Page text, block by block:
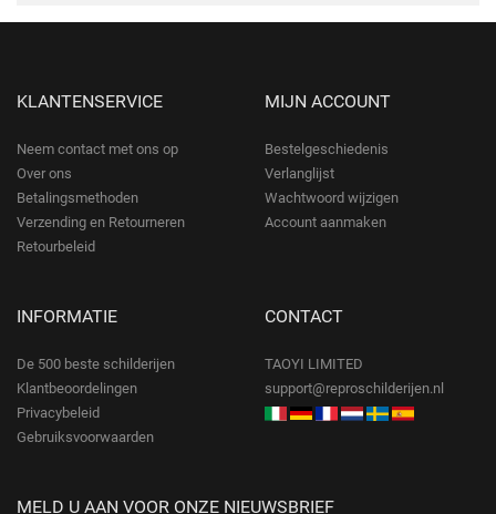
KLANTENSERVICE
Neem contact met ons op
Over ons
Betalingsmethoden
Verzending en Retourneren
Retourbeleid
MIJN ACCOUNT
Bestelgeschiedenis
Verlanglijst
Wachtwoord wijzigen
Account aanmaken
INFORMATIE
De 500 beste schilderijen
Klantbeoordelingen
Privacybeleid
Gebruiksvoorwaarden
CONTACT
TAOYI LIMITED
support@reproschilderijen.nl
MELD U AAN VOOR ONZE NIEUWSBRIEF